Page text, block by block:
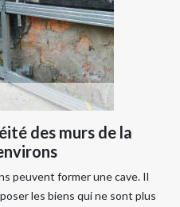
des murs de la
peuvent former une cave. Il
les biens qui ne sont plus